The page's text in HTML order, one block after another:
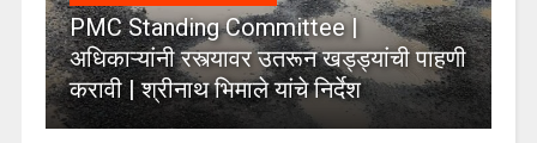
PMC Standing Committee |
अधिकाऱ्यांनी रस्त्यावर उतरून खड्ड्यांची पाहणी
करावी | श्रीनाथ भिमाले यांचे निर्देश